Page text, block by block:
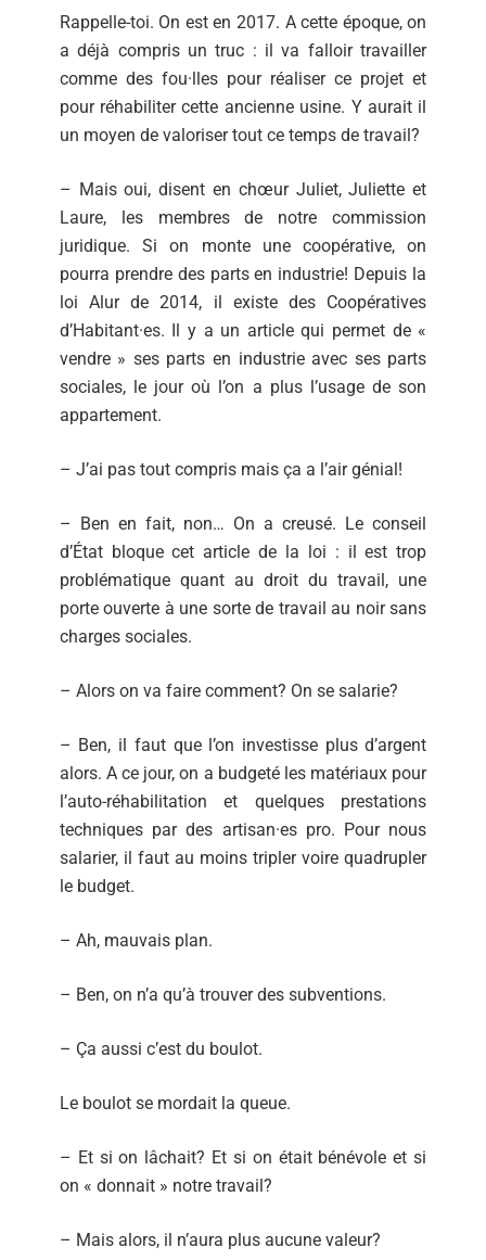
Rappelle-toi. On est en 2017. A cette époque, on
a déjà compris un truc : il va falloir travailler
comme des fou·lles pour réaliser ce projet et
pour réhabiliter cette ancienne usine. Y aurait il
un moyen de valoriser tout ce temps de travail?
– Mais oui, disent en chœur Juliet, Juliette et
Laure, les membres de notre commission
juridique. Si on monte une coopérative, on
pourra prendre des parts en industrie! Depuis la
loi Alur de 2014, il existe des Coopératives
d’Habitant·es. Il y a un article qui permet de «
vendre » ses parts en industrie avec ses parts
sociales, le jour où l’on a plus l’usage de son
appartement.
– J’ai pas tout compris mais ça a l’air génial!
– Ben en fait, non… On a creusé. Le conseil
d’État bloque cet article de la loi : il est trop
problématique quant au droit du travail, une
porte ouverte à une sorte de travail au noir sans
charges sociales.
– Alors on va faire comment? On se salarie?
– Ben, il faut que l’on investisse plus d’argent
alors. A ce jour, on a budgeté les matériaux pour
l’auto-réhabilitation et quelques prestations
techniques par des artisan·es pro. Pour nous
salarier, il faut au moins tripler voire quadrupler
le budget.
– Ah, mauvais plan.
– Ben, on n’a qu’à trouver des subventions.
– Ça aussi c’est du boulot.
Le boulot se mordait la queue.
– Et si on lâchait? Et si on était bénévole et si
on « donnait » notre travail?
– Mais alors, il n’aura plus aucune valeur?